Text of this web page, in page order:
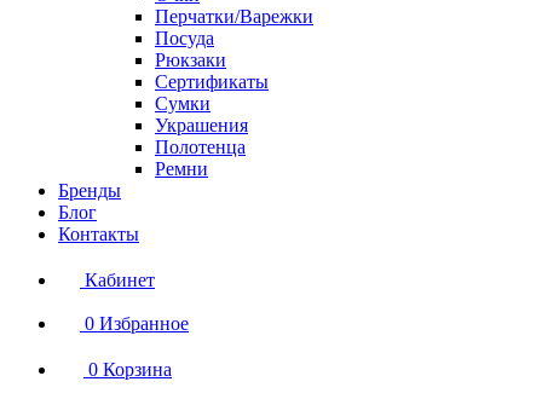
Перчатки/Варежки
Посуда
Рюкзаки
Сертификаты
Сумки
Украшения
Полотенца
Ремни
Бренды
Блог
Контакты
Кабинет
0 Избранное
0 Корзина